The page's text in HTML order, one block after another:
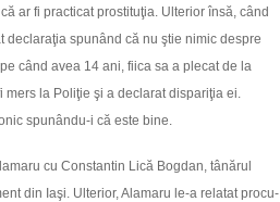
ar fi practicat prostituţia. Ulterior însă, când
declaraţia spunând că nu ştie nimic despre
când avea 14 ani, fiica sa a plecat de la
la Poliţie şi a declarat dispariţia ei.
spunându-i că este bine.
cu Constantin Lică Bogdan, tânărul
din Iaşi. Ulterior, Alamaru le-a relatat procu­